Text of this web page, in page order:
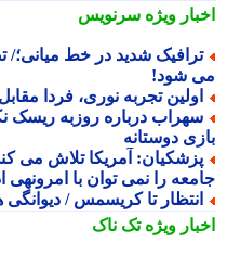
ویژهسرنویس
شدید در خط میانی؛/
شود!
تجربه نوری، فردا مقابل
درباره روزبه ریسک نکرد/
دوستانه
آمریکا تلاش می کند
را نمی توان با امرونهی
تا کریسمس / دیوانگی
ویژهتک ناک